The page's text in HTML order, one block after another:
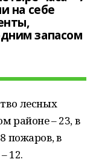
на себе
запасом
лесных
районе – 23, в
пожаров, в
12.